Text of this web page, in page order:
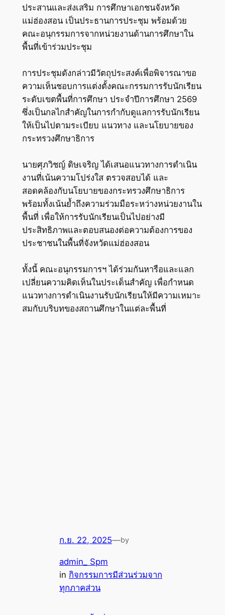
ประสานและส่งเสริม การศึกษาเอกชนจังหวัด
แม่ฮ่องสอน เป็นประธานการประชุม พร้อมด้วย
คณะอนุกรรมการจากหน่วยงานด้านการศึกษาใน
พื้นที่เข้าร่วมประชุม
การประชุมดังกล่าวมีวัตถุประสงค์เพื่อพิจารณาขอ
ความเห็นชอบการแต่งตั้งคณะกรรมการรับนักเรียน
ระดับเขตพื้นที่การศึกษา ประจำปีการศึกษา 2569
ซึ่งเป็นกลไกสำคัญในการกำกับดูแลการรับนักเรียน
ให้เป็นไปตามระเบียบ แนวทาง และนโยบายของ
กระทรวงศึกษาธิการ
นายศุภวิชญ์ ดิษเจริญ ได้เสนอแนวทางการดำเนิน
งานที่เน้นความโปร่งใส ตรวจสอบได้ และ
สอดคล้องกับนโยบายของกระทรวงศึกษาธิการ
พร้อมทั้งเน้นย้ำถึงความร่วมมือระหว่างหน่วยงานใน
พื้นที่ เพื่อให้การรับนักเรียนเป็นไปอย่างมี
ประสิทธิภาพและตอบสนองต่อความต้องการของ
ประชาชนในพื้นที่จังหวัดแม่ฮ่องสอน
ทั้งนี้ คณะอนุกรรมการฯ ได้ร่วมกันหารือและแลก
เปลี่ยนความคิดเห็นในประเด็นสำคัญ เพื่อกำหนด
แนวทางการดำเนินงานรับนักเรียนให้มีความเหมาะ
สมกับบริบทของสถานศึกษาในแต่ละพื้นที่
ก.ย. 22, 2025—by
admin_ Spm
in กิจกรรมการมีส่วนร่วมจาก
ทุกภาคส่วน